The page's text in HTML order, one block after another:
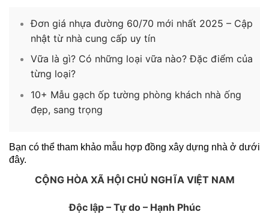
Đơn giá nhựa đường 60/70 mới nhất 2025 – Cập
nhật từ nhà cung cấp uy tín
Vữa là gì? Có những loại vữa nào? Đặc điểm của
từng loại?
10+ Mẫu gạch ốp tường phòng khách nhà ống
đẹp, sang trọng
Bạn có thể tham khảo mẫu hợp đồng xây dựng nhà ở dưới
đây.
CỘNG HÒA XÃ HỘI CHỦ NGHĨA VIỆT NAM
Độc lập – Tự do – Hạnh Phúc